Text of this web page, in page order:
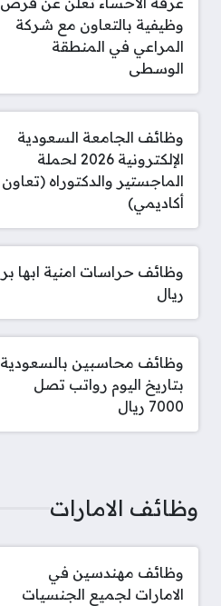
وظيفية بالتعاون مع شركة
المراعي في المنطقة
الوسطى
وظائف الجامعة السعودية
الإلكترونية 2026 لحملة
الماجستير والدكتوراه (تعاون
أكاديمي)
ريال
وظائف محاسبين بالسعودية
بتاريخ اليوم رواتب تصل
7000 ريال
وظائف الامارات
وظائف مهندسين في
الامارات لجميع الجنسيات